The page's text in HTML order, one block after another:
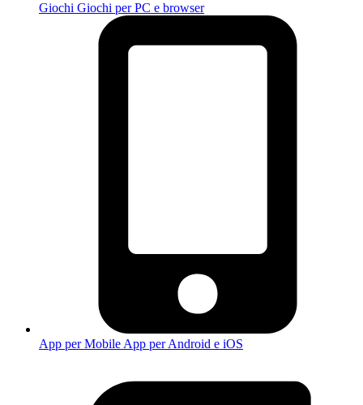
Giochi Giochi per PC e browser
App per Mobile App per Android e iOS